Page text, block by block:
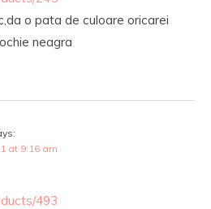
o pata de culoare oricarei
neagra
at 9:16 am
493